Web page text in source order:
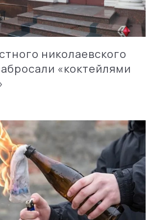
николаевского
«коктейлями